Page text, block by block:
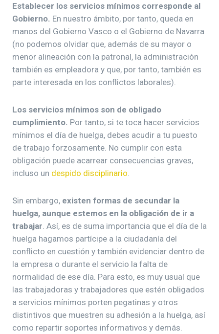
Establecer los servicios mínimos corresponde al
Gobierno. En nuestro ámbito, por tanto, queda en
manos del Gobierno Vasco o el Gobierno de Navarra
(no podemos olvidar que, además de su mayor o
menor alineación con la patronal, la administración
también es empleadora y que, por tanto, también es
parte interesada en los conflictos laborales).
Los servicios mínimos son de obligado
cumplimiento. Por tanto, si te toca hacer servicios
mínimos el día de huelga, debes acudir a tu puesto
de trabajo forzosamente. No cumplir con esta
obligación puede acarrear consecuencias graves,
incluso un despido disciplinario
Sin embargo, existen formas de secundar la
huelga, aunque estemos en la obligación de ir a
trabajar . Así, es de suma importancia que el día de la
huelga hagamos partícipe a la ciudadanía del
conflicto en cuestión y también evidenciar dentro de
la empresa o durante el servicio la falta de
normalidad de ese día. Para esto, es muy usual que
las trabajadoras y trabajadores que estén obligados
a servicios mínimos porten pegatinas y otros
distintivos que muestren su adhesión a la huelga, así
como repartir soportes informativos y demás.